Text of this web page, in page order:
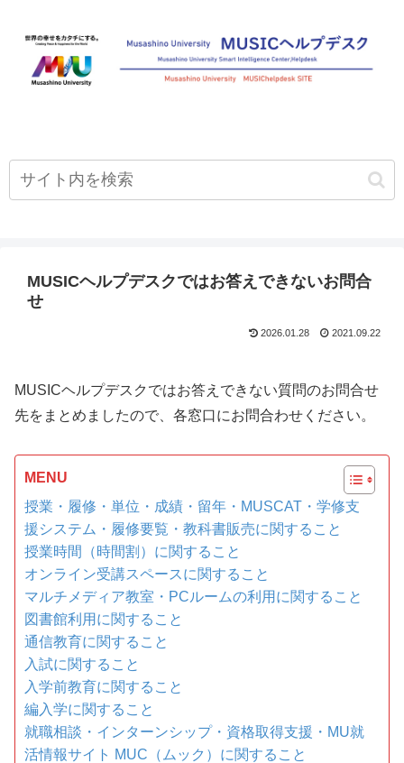
MUSICヘルプデスクではお答えできないお問合
せ
2026.01.28 2021.09.22
MUSICヘルプデスクではお答えできない質問のお問合せ
先をまとめましたので、各窓口にお問合わせください。
MENU
授業・履修・単位・成績・留年・MUSCAT・学修支
援システム・履修要覧・教科書販売に関すること
授業時間（時間割）に関すること
オンライン受講スペースに関すること
マルチメディア教室・PCルームの利用に関すること
図書館利用に関すること
通信教育に関すること
入試に関すること
入学前教育に関すること
編入学に関すること
就職相談・インターンシップ・資格取得支援・MU就
活情報サイト MUC（ムック）に関すること